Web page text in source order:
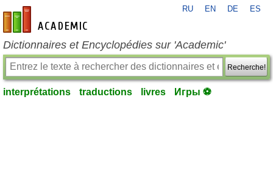
fr-academic.com
RU EN DE ES
Dictionnaires et Encyclopédies sur 'Academic'
Recherche!
interprétations traductions livres Игры ⚽